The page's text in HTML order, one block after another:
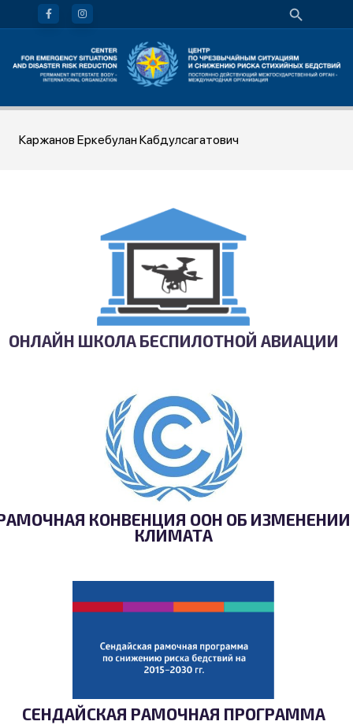
Каржанов Еркебулан Кабдулсагатович
ОНЛАЙН ШКОЛА БЕСПИЛОТНОЙ АВИАЦИИ
КОНВЕНЦИЯ ООН ОБ ИЗМЕНЕНИИ
КЛИМАТА
СЕНДАЙСКАЯ РАМОЧНАЯ ПРОГРАММА